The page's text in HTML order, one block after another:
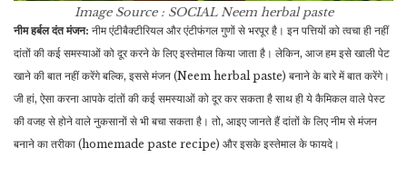
Image Source : SOCIALNeem herbal paste
नीम हर्बल दंत मंजन: नीम एंटीबैक्टीरियल और एंटीफंगल गुणों से भरपूर है। इन पत्तियों को त्वचा ही नहीं
दांतों की कई समस्याओं को दूर करने के लिए इस्तेमाल किया जाता है। लेकिन, आज हम इसे खाली पेट
खाने की बात नहीं करेंगे बल्कि, इससे मंजन (Neem herbal paste) बनाने के बारे में बात करेंगे।
जी हां, ऐसा करना आपके दांतों की कई समस्याओं को दूर कर सकता है साथ ही ये कैमिकल वाले पेस्ट
की वजह से होने वाले नुकसानों से भी बचा सकता है। तो, आइए जानते हैं दांतों के लिए नीम से मंजन
बनाने का तरीका (homemade paste recipe) और इसके इस्तेमाल के फायदे।